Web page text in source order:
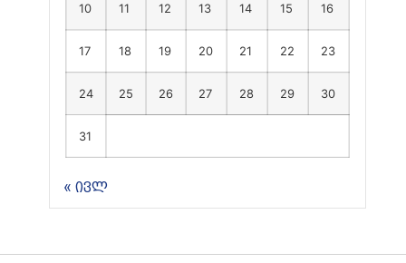
10 11 12 13 14 15 16
17 18 19 20 21 22 23
24 25 26 27 28 29 30
31
« ივლ